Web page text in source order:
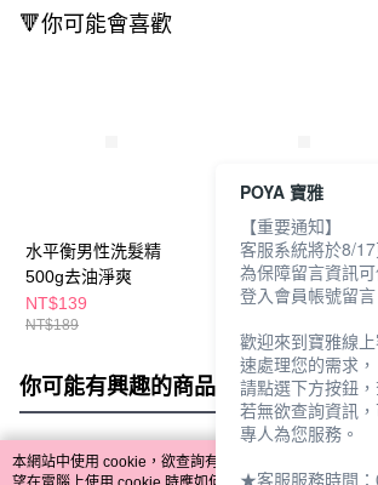
🔻你可能會喜歡
水平衡男性洗髮精
500g去油淨爽
NT$139
NT$189
水平衡RELAX香水洗
髮500g海風輕拂豐盈
NT$179
你可能有興趣的商品 全站排行
熱門標籤
本網站中使用 cookie，欲查詢有關本網站使用 cookie 方
POYA 寶雅
【重要通知】
客服系統將於8/17
為保障留言資訊
登入會員帳號留言
歡迎來到寶雅線
速處理您的需求，
請點選下方按鈕
若無欲查詢資訊
專人為您服務。
★客服服務時間